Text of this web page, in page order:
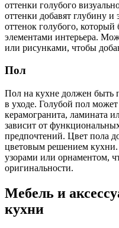
оттенки голубого
оттенки добавят глубину и
оттенок голубого, который
элементами интерьера.
или рисунками, чтобы
Пол
Пол на кухне должен быть
в уходе. Голубой пол
керамогранита, ламината
зависит от
предпочтений. Цвет пола
цветовым решением
узорами или орнаментом,
оригинальности.
Мебель и
кухни